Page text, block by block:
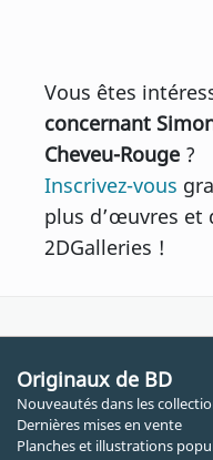
Vous êtes
concernant
Cheveu-Rouge ?
Inscrivez-vous
plus d’œuvres et
2DGalleries !
Originaux de BD
Nouveautés dans les
Dernières mises en vente
Planches et illustrations